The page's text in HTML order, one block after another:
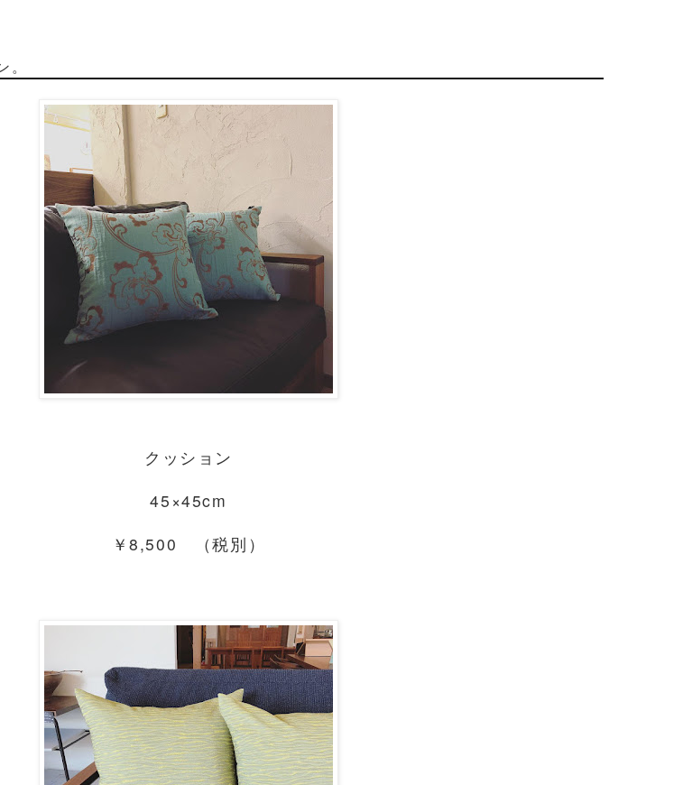
。
クッション
45×45cm
￥8,500 （税別）